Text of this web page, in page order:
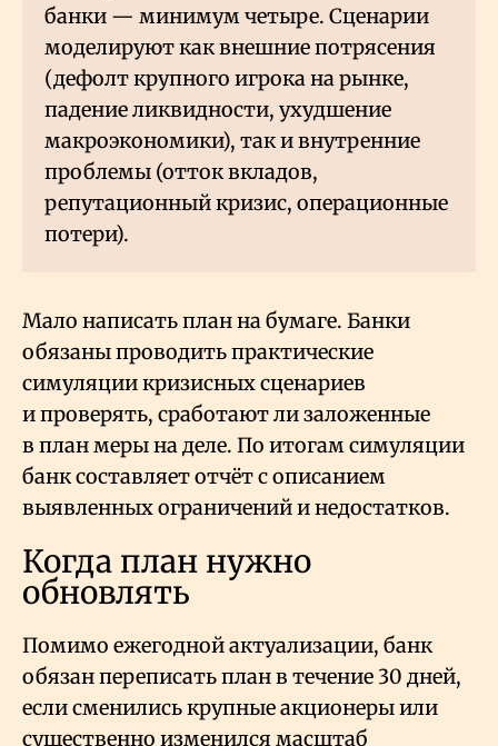
банки — минимум четыре. Сценарии
моделируют как внешние потрясения
(дефолт крупного игрока на рынке,
падение ликвидности, ухудшение
макроэкономики), так и внутренние
проблемы (отток вкладов,
репутационный кризис, операционные
потери).
Мало написать план на бумаге. Банки
обязаны проводить практические
симуляции кризисных сценариев
и проверять, сработают ли заложенные
в план меры на деле. По итогам симуляции
банк составляет отчёт с описанием
выявленных ограничений и недостатков.
Когда план нужно
обновлять
Помимо ежегодной актуализации, банк
обязан переписать план в течение 30 дней,
если сменились крупные акционеры или
существенно изменился масштаб